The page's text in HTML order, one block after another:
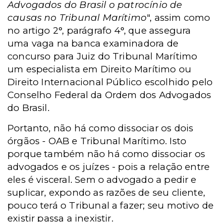
Advogados do Brasil o patrocínio de
causas no Tribunal Marítimo", assim como
no artigo 2°, parágrafo 4°, que assegura
uma vaga na banca examinadora de
concurso para Juiz do Tribunal Marítimo
um especialista em Direito Marítimo ou
Direito Internacional Público escolhido pelo
Conselho Federal da Ordem dos Advogados
do Brasil.
Portanto, não há como dissociar os dois
órgãos - OAB e Tribunal Marítimo. Isto
porque também não há como dissociar os
advogados e os juízes - pois a relação entre
eles é visceral. Sem o advogado a pedir e
suplicar, expondo as razões de seu cliente,
pouco terá o Tribunal a fazer; seu motivo de
existir passa a inexistir.